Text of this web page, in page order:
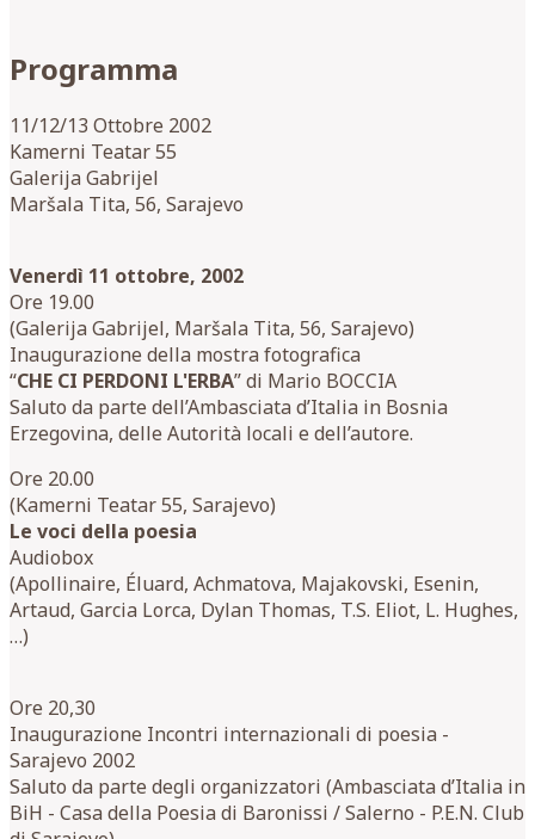
Programma
11/12/13 Ottobre 2002
Kamerni Teatar 55
Galerija Gabrijel
Maršala Tita, 56, Sarajevo
Venerdì 11 ottobre, 2002
Ore 19.00
(Galerija Gabrijel, Maršala Tita, 56, Sarajevo)
Inaugurazione della mostra fotografica
“CHE CI PERDONI L'ERBA” di Mario BOCCIA
Saluto da parte dell’Ambasciata d’Italia in Bosnia
Erzegovina, delle Autorità locali e dell’autore.
Ore 20.00
(Kamerni Teatar 55, Sarajevo)
Le voci della poesia
Audiobox
(Apollinaire, Éluard, Achmatova, Majakovski, Esenin,
Artaud, Garcia Lorca, Dylan Thomas, T.S. Eliot, L. Hughes,
…)
Ore 20,30
Inaugurazione Incontri internazionali di poesia -
Sarajevo 2002
Saluto da parte degli organizzatori (Ambasciata d’Italia in
BiH - Casa della Poesia di Baronissi / Salerno - P.E.N. Club